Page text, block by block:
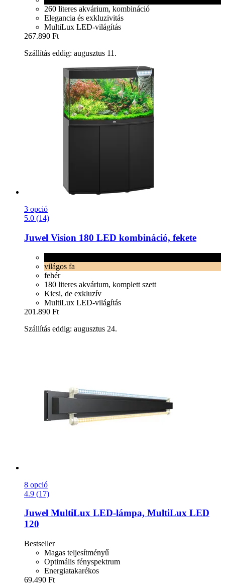
260 literes akvárium, kombináció
Elegancia és exkluzivitás
MultiLux LED-világítás
267.890 Ft
Szállítás eddig: augusztus 11.
3 opció
5.0 (14)
Juwel Vision 180 LED kombináció, fekete
világos fa
fehér
180 literes akvárium, komplett szett
Kicsi, de exkluzív
MultiLux LED-világítás
201.890 Ft
Szállítás eddig: augusztus 24.
8 opció
4.9 (17)
Juwel MultiLux LED-​lámpa, MultiLux LED
120
Bestseller
Magas teljesítményű
Optimális fényspektrum
Energiatakarékos
69.490 Ft